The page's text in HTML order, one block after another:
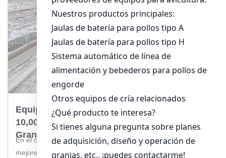
Equipos Para Granjas Avícolas En Chile Para
10,000 Pollos: Guía Esencial Para Expertos Y
Granjeros
En el competitivo mundo de la avicultura, contar con los
mejores equipos para granjas avícolas es crucial para